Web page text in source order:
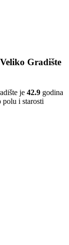
Gradište
je 42.9 godina
polu i starosti